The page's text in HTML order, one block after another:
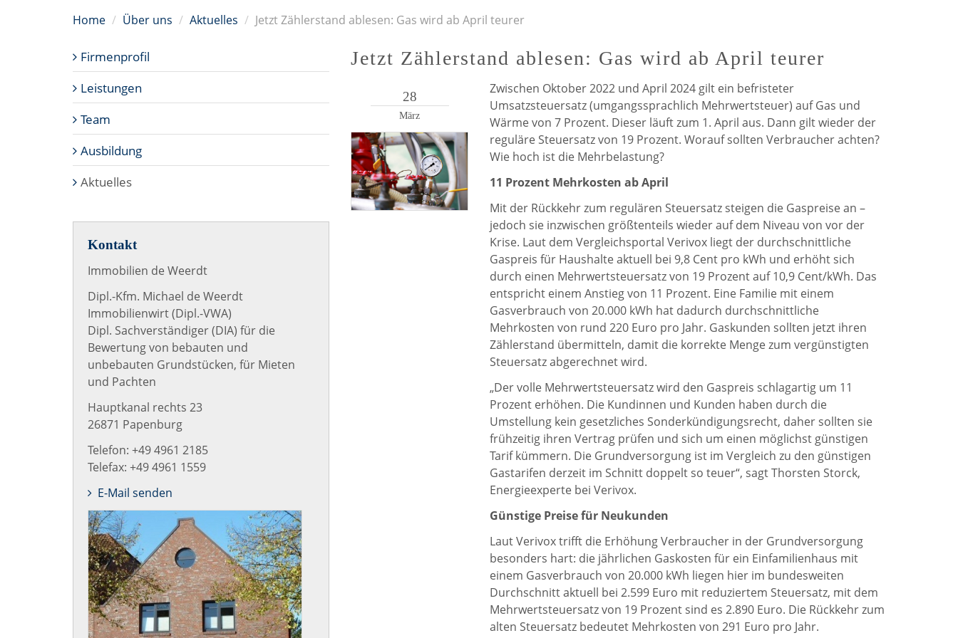
auf
Facebook
auf
Twitter
Home Über uns Aktuelles Jetzt Zählerstand ablesen: Gas wird ab April teurer
Jetzt Zählerstand ablesen: Gas wird ab April teurer
28
März
Zwischen Oktober 2022 und April 2024 gilt ein befristeter
Umsatzsteuersatz (umgangssprachlich Mehrwertsteuer) auf Gas und
Wärme von 7 Prozent. Dieser läuft zum 1. April aus. Dann gilt wieder der
reguläre Steuersatz von 19 Prozent. Worauf sollten Verbraucher achten?
Wie hoch ist die Mehrbelastung?
11 Prozent Mehrkosten ab April
Mit der Rückkehr zum regulären Steuersatz steigen die Gaspreise an –
jedoch sie inzwischen größtenteils wieder auf dem Niveau von vor der
Krise. Laut dem Vergleichsportal Verivox liegt der durchschnittliche
Gaspreis für Haushalte aktuell bei 9,8 Cent pro kWh und erhöht sich
durch einen Mehrwertsteuersatz von 19 Prozent auf 10,9 Cent/kWh. Das
entspricht einem Anstieg von 11 Prozent. Eine Familie mit einem
Gasverbrauch von 20.000 kWh hat dadurch durchschnittliche
Mehrkosten von rund 220 Euro pro Jahr. Gaskunden sollten jetzt ihren
Zählerstand übermitteln, damit die korrekte Menge zum vergünstigten
Steuersatz abgerechnet wird.
„Der volle Mehrwertsteuersatz wird den Gaspreis schlagartig um 11
Prozent erhöhen. Die Kundinnen und Kunden haben durch die
Umstellung kein gesetzliches Sonderkündigungsrecht, daher sollten sie
frühzeitig ihren Vertrag prüfen und sich um einen möglichst günstigen
Tarif kümmern. Die Grundversorgung ist im Vergleich zu den günstigen
Gastarifen derzeit im Schnitt doppelt so teuer“, sagt Thorsten Storck,
Energieexperte bei Verivox.
Günstige Preise für Neukunden
Laut Verivox trifft die Erhöhung Verbraucher in der Grundversorgung
besonders hart: die jährlichen Gaskosten für ein Einfamilienhaus mit
einem Gasverbrauch von 20.000 kWh liegen hier im bundesweiten
Durchschnitt aktuell bei 2.599 Euro mit reduziertem Steuersatz, mit dem
Mehrwertsteuersatz von 19 Prozent sind es 2.890 Euro. Die Rückkehr zum
alten Steuersatz bedeutet Mehrkosten von 291 Euro pro Jahr.
Firmenprofil
Leistungen
Team
Ausbildung
Aktuelles
Kontakt
Immobilien de Weerdt
Dipl.-Kfm. Michael de Weerdt
Immobilienwirt (Dipl.-VWA)
Dipl. Sachverständiger (DIA) für die
Bewertung von bebauten und
unbebauten Grundstücken, für Mieten
und Pachten
Hauptkanal rechts 23
26871 Papenburg
Telefon: +49 4961 2185
Telefax: +49 4961 1559
E-Mail senden